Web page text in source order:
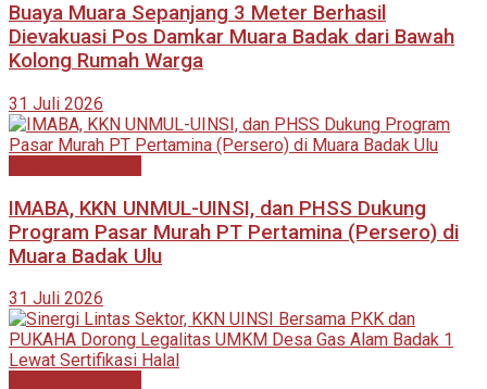
Buaya Muara Sepanjang 3 Meter Berhasil
Dievakuasi Pos Damkar Muara Badak dari Bawah
Kolong Rumah Warga
31 Juli 2026
IMABA, KKN UNMUL-UINSI, dan PHSS Dukung
Program Pasar Murah PT Pertamina (Persero) di
Muara Badak Ulu
31 Juli 2026